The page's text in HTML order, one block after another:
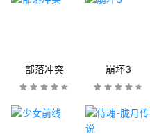
部落冲突 崩坏3